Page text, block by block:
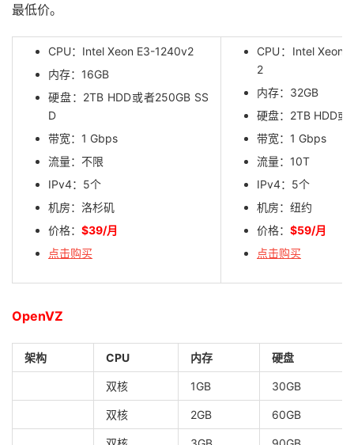
最低价。
CPU：Intel Xeon E3-1240v2
内存：16GB
硬盘：2TB HDD或者250GB SS
D
带宽：1 Gbps
流量：不限
IPv4：5个
机房：洛杉矶
价格： $39/月
点击购买
CPU：Intel Xeon
2
内存：32GB
硬盘：2TB HDD或
带宽：1 Gbps
流量：10T
IPv4：5个
机房：纽约
价格： $59/月
点击购买
OpenVZ
架构 CPU 内存 硬盘
双核 1GB 30GB
双核 2GB 60GB